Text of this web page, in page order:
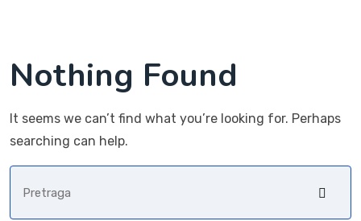
Nothing Found
It seems we can’t find what you’re looking for. Perhaps
searching can help.